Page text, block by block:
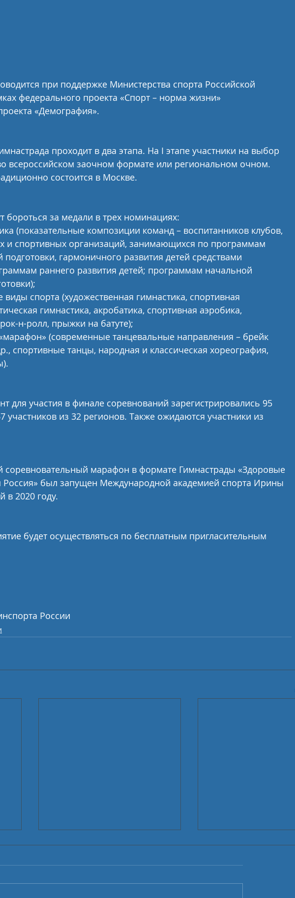
при поддержке Министерства спорта Российской
федерального проекта «Спорт – норма жизни»
«Демография».
проходит в два этапа. На I этапе участники на выбор
всероссийском заочном формате или региональном очном.
состоится в Москве.
бороться за медали в трех номинациях:
(показательные композиции команд – воспитанников клубов,
и спортивных организаций, занимающихся по программам
гармоничного развития детей средствами
раннего развития детей; программам начальной
виды спорта (художественная гимнастика, спортивная
гимнастика, акробатика, спортивная аэробика,
н-ролл, прыжки на батуте);
(современные танцевальные направления – брейк
спортивные танцы, народная и классическая хореография,
для участия в финале соревнований зарегистрировались 95
участников из 32 регионов. Также ожидаются участники из
соревновательный марафон в формате Гимнастрады «Здоровые
Россия» был запущен Международной академией спорта Ирины
в 2020 году.
будет осуществляться по бесплатным пригласительным
России